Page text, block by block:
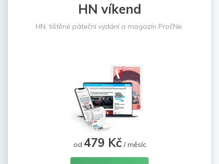
HN víkend
HN, tištěné páteční vydání a magazín PročNe.
od 479 Kč/ měsíc